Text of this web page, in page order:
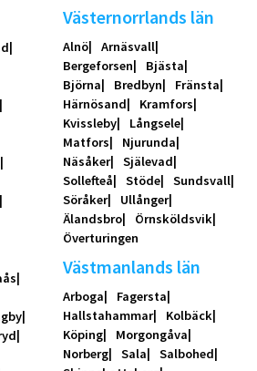
Västernorrlands län
Alnö
Arnäsvall
Bergeforsen
Bjästa
Björna
Bredbyn
Fränsta
Härnösand
Kramfors
Kvissleby
Långsele
Matfors
Njurunda
Näsåker
Själevad
Sollefteå
Stöde
Sundsvall
Söråker
Ullånger
Älandsbro
Örnsköldsvik
Överturingen
Västmanlands län
Arboga
Fagersta
Hallstahammar
Kolbäck
Köping
Morgongåva
Norberg
Sala
Salbohed